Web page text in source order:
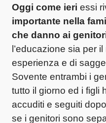
Oggi come ieri essi
importante nella
che danno ai
l’educazione sia per
esperienza e di
Sovente entrambi i
tutto il giorno ed i figli
accuditi e seguiti
se i genitori sono